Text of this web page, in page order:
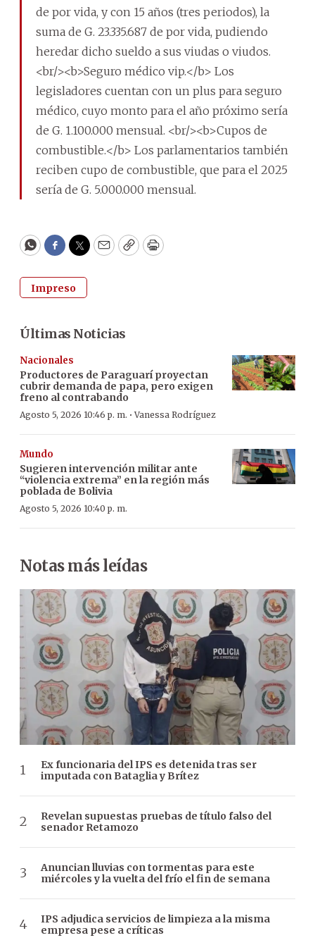
de por vida, y con 15 años (tres periodos), la
suma de G. 23.335.687 de por vida, pudiendo
heredar dicho sueldo a sus viudas o viudos.
<br/><b>Seguro médico vip.</b> Los
legisladores cuentan con un plus para seguro
médico, cuyo monto para el año próximo sería
de G. 1.100.000 mensual. <br/><b>Cupos de
combustible.</b> Los parlamentarios también
reciben cupo de combustible, que para el 2025
sería de G. 5.000.000 mensual.
WhatsApp
Facebook
Twitter
EmailCopyPrint
Impreso
Últimas Noticias
Nacionales
Productores de Paraguarí proyectan
cubrir demanda de papa, pero exigen
freno al contrabando
Agosto 5, 2026 10:46 p. m. ·Vanessa Rodríguez
Mundo
Sugieren intervención militar ante
“violencia extrema” en la región más
poblada de Bolivia
Agosto 5, 2026 10:40 p. m.
Notas más leídas
Ex funcionaria del IPS es detenida tras ser
imputada con Bataglia y Brítez
Revelan supuestas pruebas de título falso del
senador Retamozo
Anuncian lluvias con tormentas para este
miércoles y la vuelta del frío el fin de semana
IPS adjudica servicios de limpieza a la misma
empresa pese a críticas